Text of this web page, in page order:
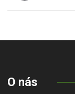
O nás